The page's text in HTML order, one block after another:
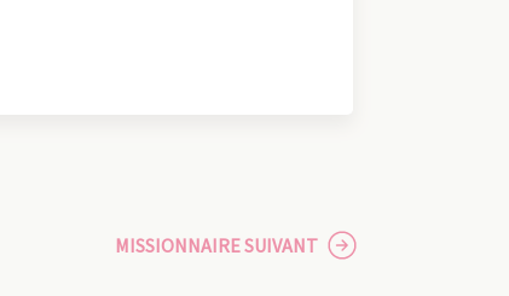
MISSIONNAIRE SUIVANT